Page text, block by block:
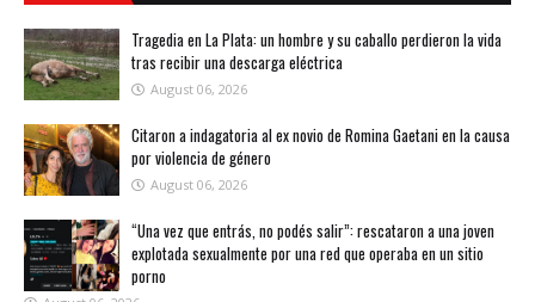
Tragedia en La Plata: un hombre y su caballo perdieron la vida
tras recibir una descarga eléctrica
August 06, 2026
Citaron a indagatoria al ex novio de Romina Gaetani en la causa
por violencia de género
August 06, 2026
“Una vez que entrás, no podés salir”: rescataron a una joven
explotada sexualmente por una red que operaba en un sitio
porno